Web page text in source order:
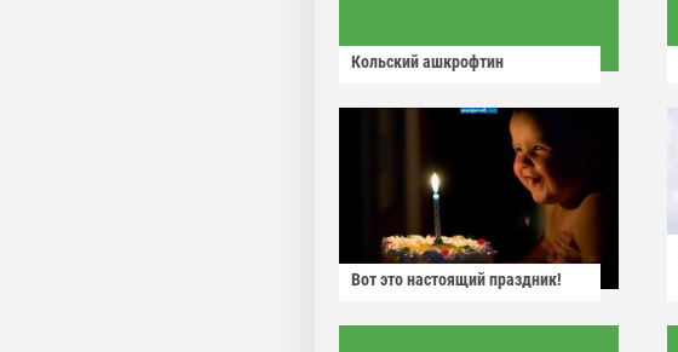
Кольский ашкрофтин
Вот это настоящий праздник!